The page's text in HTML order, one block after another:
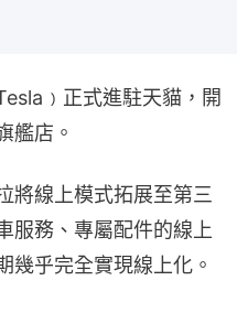
正式進駐天貓，開
艦店。
將線上模式拓展至第三
服務、專屬配件的線上
幾乎完全實現線上化。